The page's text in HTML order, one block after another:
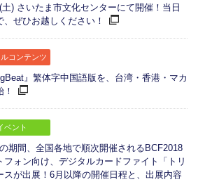
) さいたま市文化センターにて開催！当日
ぜひお越しください！
コンテンツ
』繁体字中国語版を、台湾・香港・マカ
ベント
期間、全国各地で順次開催されるBCF2018
ォン向け、デジタルカードファイト「トリ
スが出展！6月以降の開催日程と、出展内容